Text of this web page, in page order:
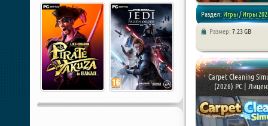
Раздел: Игры/Игры
Размер: 7.23 GB
Carpet Cleaning
(2026) PC |